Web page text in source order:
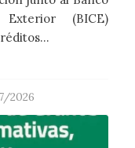
(BICE)
2026